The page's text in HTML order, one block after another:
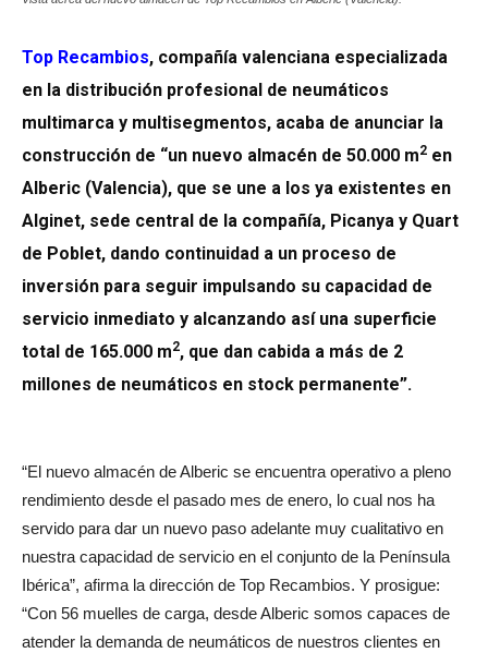
Top Recambios, compañía valenciana especializada
en la distribución profesional de neumáticos
multimarca y multisegmentos, acaba de anunciar la
construcción de “un nuevo almacén de 50.000 m2 en
Alberic (Valencia), que se une a los ya existentes en
Alginet, sede central de la compañía, Picanya y Quart
de Poblet, dando continuidad a un proceso de
inversión para seguir impulsando su capacidad de
servicio inmediato y alcanzando así una superficie
total de 165.000 m2, que dan cabida a más de 2
millones de neumáticos en stock permanente”.
“El nuevo almacén de Alberic se encuentra operativo a pleno
rendimiento desde el pasado mes de enero, lo cual nos ha
servido para dar un nuevo paso adelante muy cualitativo en
nuestra capacidad de servicio en el conjunto de la Península
Ibérica”, afirma la dirección de Top Recambios. Y prosigue:
“Con 56 muelles de carga, desde Alberic somos capaces de
atender la demanda de neumáticos de nuestros clientes en